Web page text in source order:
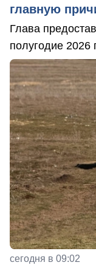
главную
Глава
полугодие 2026
сегодня в 09:02